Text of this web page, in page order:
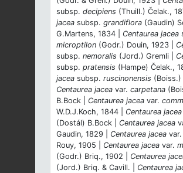
subsp. decipiens (Thuill.) Čelak.,
jacea subsp. grandiflora (Gaudin)
G.Martens, 1834 | Centaurea jacea
microptilon (Godr.) Douin, 1923 |
subsp. nemoralis (Jord.) Gremli |
subsp. pratensis (Hampe) Čelak.,
jacea subsp. ruscinonensis (Boiss.)
Centaurea jacea var. carpetana
B.Bock | Centaurea jacea var.
W.D.J.Koch, 1844 | Centaurea jacea
(Dostál) B.Bock | Centaurea jacea
Gaudin, 1829 | Centaurea jacea var.
Rouy, 1905 | Centaurea jacea var.
(Godr.) Briq., 1902 | Centaurea
(Jord.) Briq. & Cavill. | Centaurea